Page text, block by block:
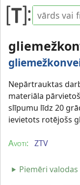
Nepārtrauktas
materiāla
slīpumu līdz 20
ievietots rotējošs
Avoti: ZTV
Piemēri